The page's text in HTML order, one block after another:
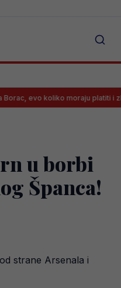
koliko moraju platiti i zbog čega
u borbi
Španca!
strane Arsenala i